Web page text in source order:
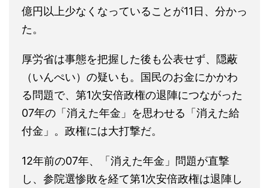
億円以上少なくなっていることが11日、分かっ
た。
厚労省は事態を把握した後も公表せず、隠蔽
（いんぺい）の疑いも。国民のお金にかかわ
る問題で、第1次安倍政権の退陣につながった
07年の「消えた年金」を思わせる「消えた給
付金」。政権には大打撃だ。
12年前の07年、「消えた年金」問題が直撃
し、参院選惨敗を経て第1次安倍政権は退陣し